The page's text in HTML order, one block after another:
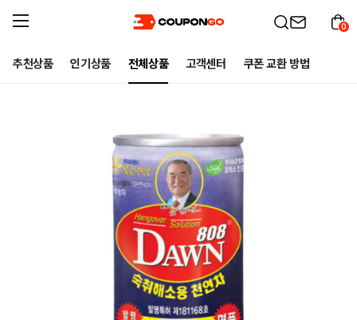
추천상품 인기상품 전체상품 고객센터 쿠폰 교환 방법
0